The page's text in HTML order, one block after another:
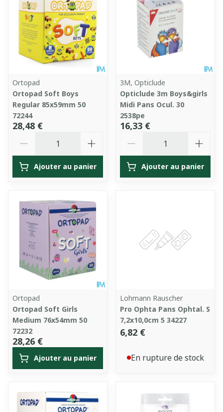
Ortopad
Ortopad Soft Boys
Regular 85x59mm 50
72244
28,48 €
Ajouter au panier
3M, Opticlude
Opticlude 3m Boys&girls
Midi Pans Ocul. 30
2538pe
16,33 €
Ajouter au panier
Ortopad
Ortopad Soft Girls
Medium 76x54mm 50
72232
28,26 €
Ajouter au panier
Lohmann Rauscher
Pro Ophta Pans Ophtal. S
7,2x10,0cm 5 34227
6,82 €
En rupture de stock